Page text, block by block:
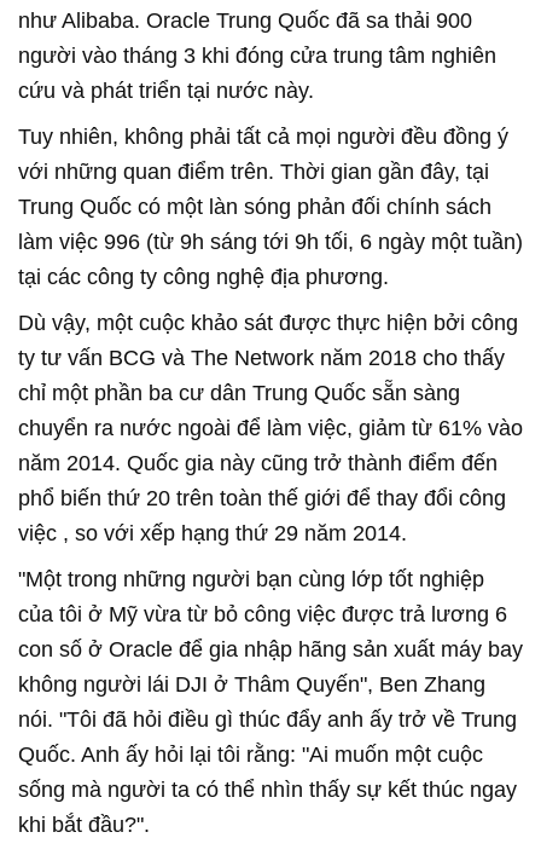
như Alibaba. Oracle Trung Quốc đã sa thải 900
người vào tháng 3 khi đóng cửa trung tâm nghiên
cứu và phát triển tại nước này.
Tuy nhiên, không phải tất cả mọi người đều đồng ý
với những quan điểm trên. Thời gian gần đây, tại
Trung Quốc có một làn sóng phản đối chính sách
làm việc 996 (từ 9h sáng tới 9h tối, 6 ngày một tuần)
tại các công ty công nghệ địa phương.
Dù vậy, một cuộc khảo sát được thực hiện bởi công
ty tư vấn BCG và The Network năm 2018 cho thấy
chỉ một phần ba cư dân Trung Quốc sẵn sàng
chuyển ra nước ngoài để làm việc, giảm từ 61% vào
năm 2014. Quốc gia này cũng trở thành điểm đến
phổ biến thứ 20 trên toàn thế giới để thay đổi công
việc , so với xếp hạng thứ 29 năm 2014.
"Một trong những người bạn cùng lớp tốt nghiệp
của tôi ở Mỹ vừa từ bỏ công việc được trả lương 6
con số ở Oracle để gia nhập hãng sản xuất máy bay
không người lái DJI ở Thâm Quyến", Ben Zhang
nói. "Tôi đã hỏi điều gì thúc đẩy anh ấy trở về Trung
Quốc. Anh ấy hỏi lại tôi rằng: "Ai muốn một cuộc
sống mà người ta có thể nhìn thấy sự kết thúc ngay
khi bắt đầu?".